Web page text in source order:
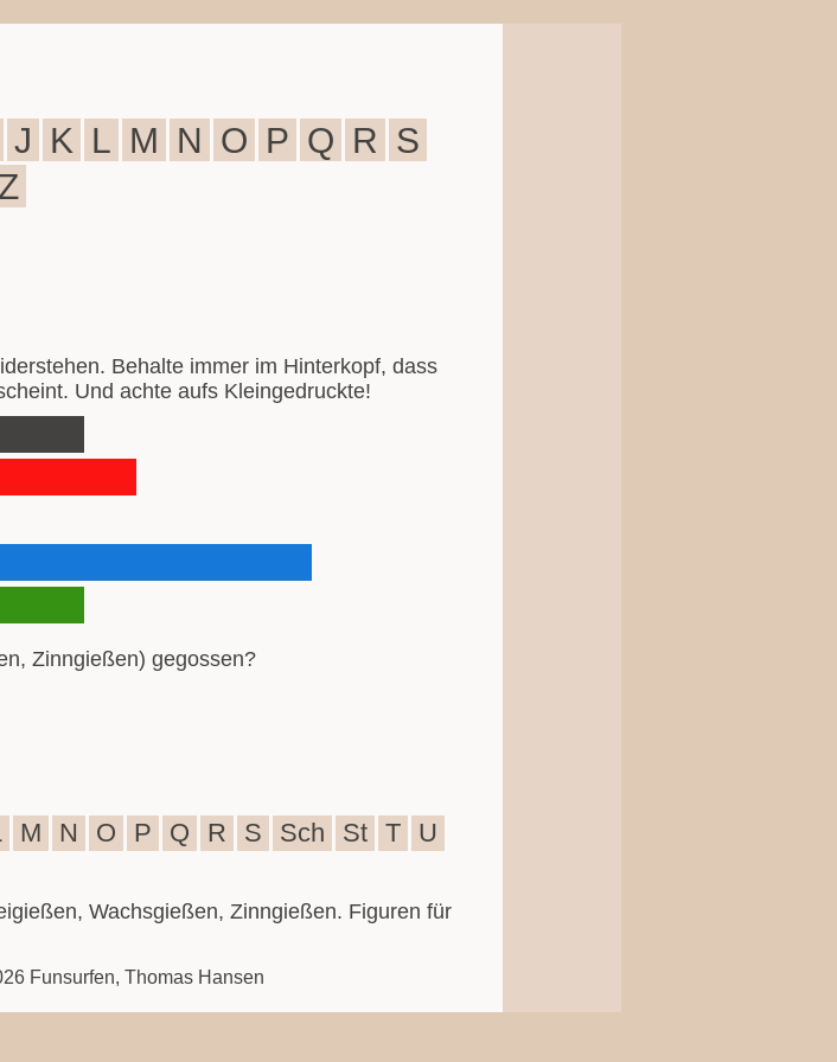
J K L M N O P Q R S
Z
Behalte immer im Hinterkopf, dass
Und achte aufs Kleingedruckte!
Zinngießen) gegossen?
M N O P Q R S Sch St T
U
Wachsgießen, Zinngießen. Figuren für
Funsurfen, Thomas Hansen